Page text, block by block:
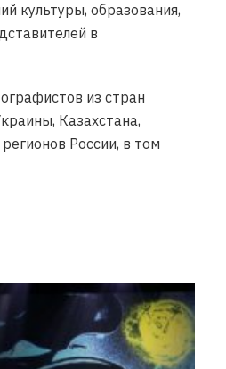
культуры, образования,
в
из стран
Казахстана,
России, в том